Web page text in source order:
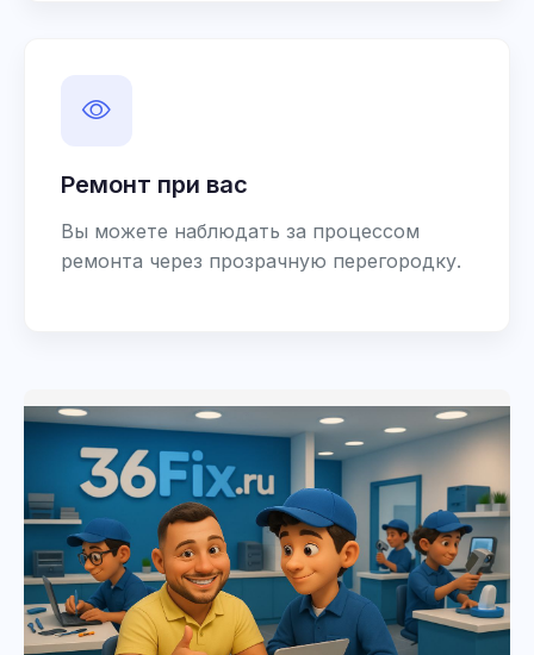
Ремонт при вас
Вы можете наблюдать за процессом
ремонта через прозрачную перегородку.